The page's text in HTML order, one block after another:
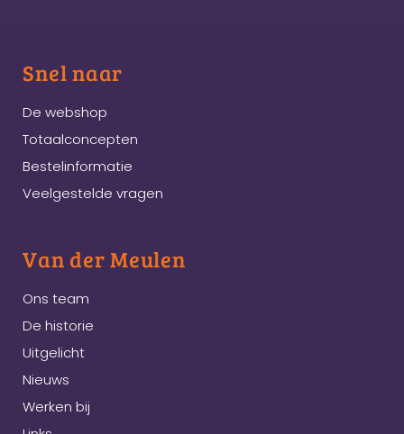
Snel naar
De webshop
Totaalconcepten
Bestelinformatie
Veelgestelde vragen
Van der Meulen
Ons team
De historie
Uitgelicht
Nieuws
Werken bij